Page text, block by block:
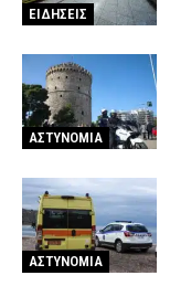
ΕΙΔΗΣΕΙΣ
ΑΣΤΥΝΟΜΙΑ
ΑΣΤΥΝΟΜΙΑ